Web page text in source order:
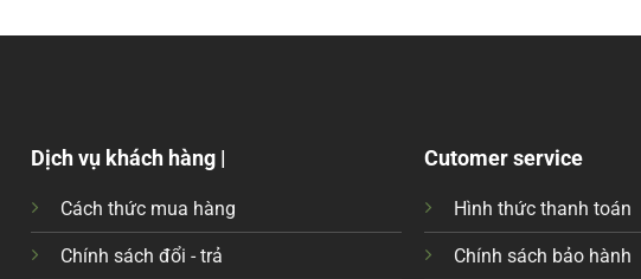
Dịch vụ khách hàng |
Cách thức mua hàng
Chính sách đổi - trả
Cutomer service
Hình thức thanh toán
Chính sách bảo hành